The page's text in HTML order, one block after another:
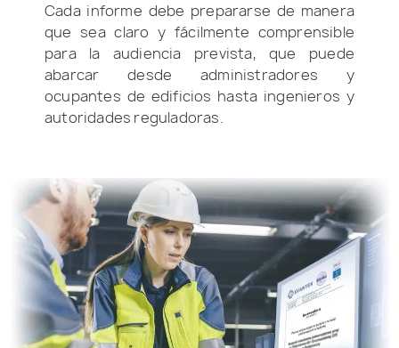
Cada informe debe prepararse de manera
que sea claro y fácilmente comprensible
para la audiencia prevista, que puede
abarcar desde administradores y
ocupantes de edificios hasta ingenieros y
autoridades reguladoras.